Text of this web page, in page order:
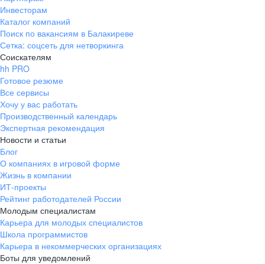
Инвесторам
Каталог компаний
Поиск по вакансиям в Балакиреве
Сетка: соцсеть для нетворкинга
Соискателям
hh PRO
Готовое резюме
Все сервисы
Хочу у вас работать
Производственный календарь
Экспертная рекомендация
Новости и статьи
Блог
О компаниях в игровой форме
Жизнь в компании
ИТ-проекты
Рейтинг работодателей России
Молодым специалистам
Карьера для молодых специалистов
Школа программистов
Карьера в некоммерческих организациях
Боты для уведомлений